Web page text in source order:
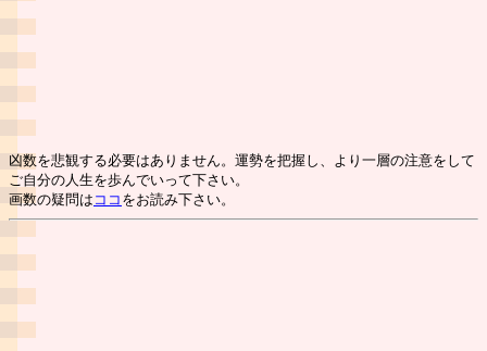
凶数を悲観する必要はありません。運勢を把握し、より一層の注意をして
ご自分の人生を歩んでいって下さい。
画数の疑問は ココ をお読み下さい。